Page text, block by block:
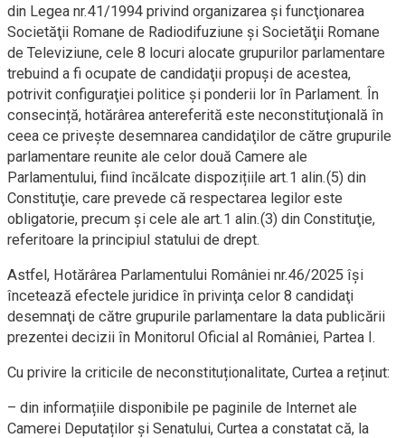
din Legea nr.41/1994 privind organizarea şi funcţionarea
Societăţii Romane de Radiodifuziune şi Societăţii Romane
de Televiziune, cele 8 locuri alocate grupurilor parlamentare
trebuind a fi ocupate de candidaţii propuşi de acestea,
potrivit configuraţiei politice şi ponderii lor în Parlament. În
consecință, hotărârea antereferită este neconstituţională în
ceea ce priveşte desemnarea candidaţilor de către grupurile
parlamentare reunite ale celor două Camere ale
Parlamentului, fiind încălcate dispozițiile art.1 alin.(5) din
Constituţie, care prevede că respectarea legilor este
obligatorie, precum și cele ale art.1 alin.(3) din Constituţie,
referitoare la principiul statului de drept.
Astfel, Hotărârea Parlamentului României nr.46/2025 îşi
încetează efectele juridice în privinţa celor 8 candidaţi
desemnaţi de către grupurile parlamentare la data publicării
prezentei decizii în Monitorul Oficial al României, Partea I.
Cu privire la criticile de neconstituționalitate, Curtea a reținut:
– din informațiile disponibile pe paginile de Internet ale
Camerei Deputaților și Senatului, Curtea a constatat că, la